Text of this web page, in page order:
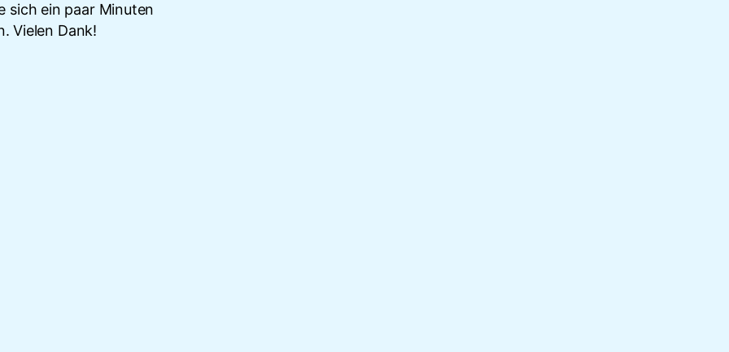
sich ein paar Minuten
Vielen Dank!